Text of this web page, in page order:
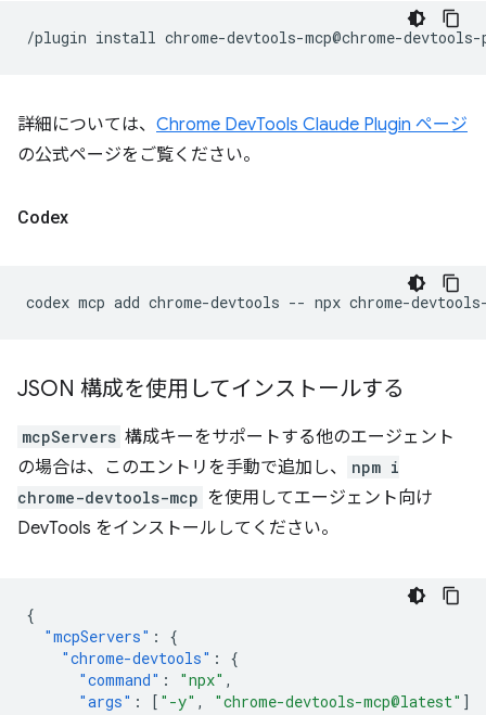
/plugin install
詳細については、 Chrome DevTools Claude Plugin ページ
の公式ページをご覧ください。
Codex
codex mcp add chrome-devtools -- npx
JSON 構成を使用してインストールする
mcpServers 構成キーをサポートする他のエージェント
の場合は、このエントリを手動で追加し、
npm i
chrome-devtools-mcp を使用してエージェント向け
DevTools をインストールしてください。
{
"mcpServers" :
{
"chrome-devtools" :
{
"command" : "npx" ,
"args" : [ "-y" , "chrome-devtools-mcp@latest" ]